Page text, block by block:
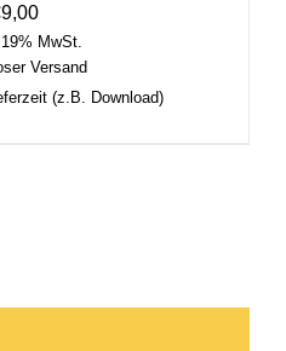
9,00
MwSt.
Versand
(z.B. Download)